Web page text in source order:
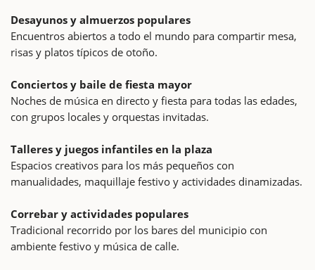
Desayunos y almuerzos populares
Encuentros abiertos a todo el mundo para compartir mesa,
risas y platos típicos de otoño.
Conciertos y baile de fiesta mayor
Noches de música en directo y fiesta para todas las edades,
con grupos locales y orquestas invitadas.
Talleres y juegos infantiles en la plaza
Espacios creativos para los más pequeños con
manualidades, maquillaje festivo y actividades dinamizadas.
Correbar y actividades populares
Tradicional recorrido por los bares del municipio con
ambiente festivo y música de calle.